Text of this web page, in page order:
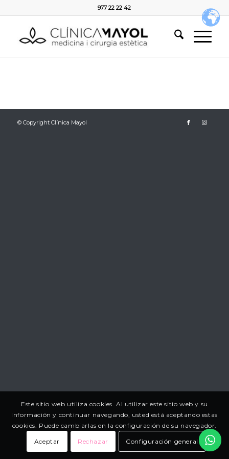
977 22 22 42
© Copyright Clínica Mayol
Este sitio web utiliza cookies. Al utilizar este sitio web y su
información y continuar navegando, usted está aceptando estas
cookies. Puede cambiarlas en la configuración de su navegador.
Aceptar Rechazar Configuración general